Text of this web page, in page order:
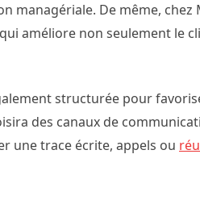
managériale. De même, chez
améliore non seulement le
structurée pour
des canaux de
une trace écrite, appels ou